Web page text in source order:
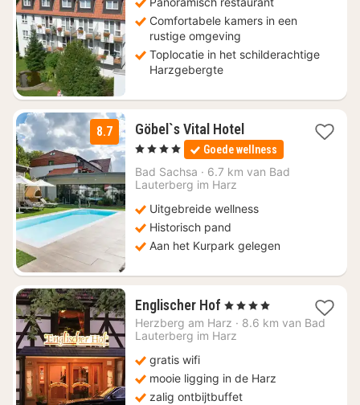
69
Comfortabele kamers in een
rustige omgeving
Toplocatie in het schilderachtige
Harzgebergte
8.7 Göbel`s Vital Hotel1
nacht
vanaf
€
, 4 Sterren Goede wellness
Bad Sachsa · 6.7 km van Bad
Lauterberg im Harz
Uitgebreide wellness
Historisch pand
Aan het Kurpark gelegen
Englischer Hof 1
nacht
vanaf
, 4 Sterren
Herzberg am Harz · 8.6 km van Bad
Lauterberg im Harz
gratis wifi
mooie ligging in de Harz
zalig ontbijtbuffet